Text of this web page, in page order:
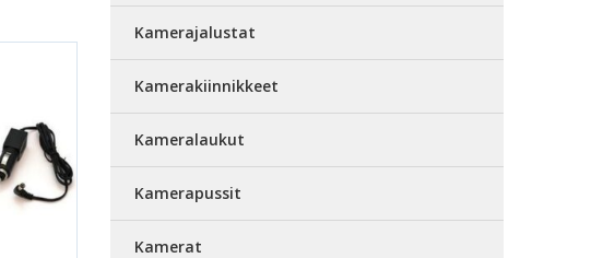
Kamerajalustat
Kamerakiinnikkeet
Kameralaukut
Kamerapussit
Kamerat